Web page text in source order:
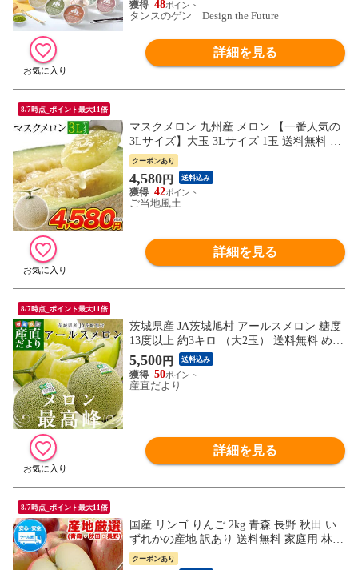
48
タンスのゲン Design the Future
詳細を見る
8/7時点_ポイント最大11倍
マスクメロン 九州産 メロン 【一番人気の
3Lサイズ】大玉 3Lサイズ 1玉 送料無料 約
1.5kg以上 ご贈答 フルーツ ギフト お中元
《3-7営業日以内に発送予定(土日祝除く)》
---d2_maskf_s_25_3000_3lx1---
クーポンあり
4,580円 送料込み
42
ご当地風土
詳細を見る
8/7時点_ポイント最大11倍
茨城県産 JA茨城旭村 アールスメロン 糖度
13度以上 約3キロ （大2玉） 送料無料 めろ
ん
5,500円 送料込み
50
産直だより
詳細を見る
8/7時点_ポイント最大11倍
国産 リンゴ りんご 2kg 青森 長野 秋田 い
ずれかの産地 訳あり 送料無料 家庭用 林檎
フルーツ 果物《1-5営業日以内に出荷予定
クーポンあり